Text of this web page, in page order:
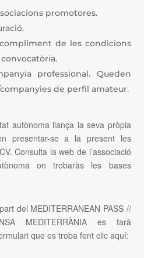
promotores.
de les condicions
professional. Queden
de perfil amateur.
autònoma llança la seva pròpia
presentar-se a la present les
Consulta la web de l’associació
on trobaràs les bases
del MEDITERRANEAN PASS //
MEDITERRÀNIA es farà
que es troba fent clic aquí: